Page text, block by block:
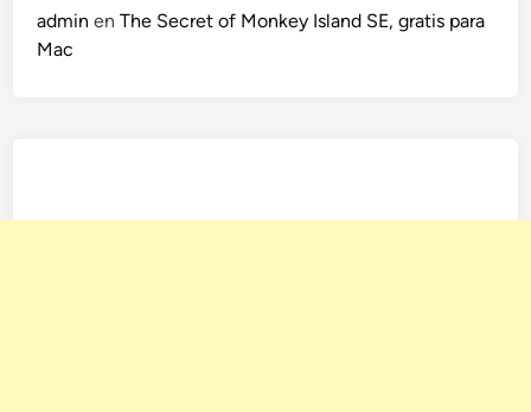
admin enThe Secret of Monkey Island SE, gratis para
Mac